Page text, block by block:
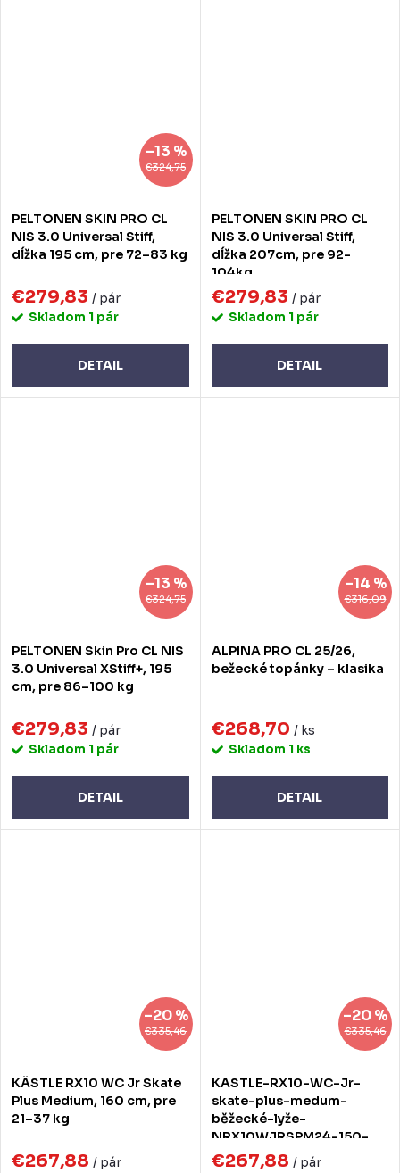
€324,75
–13 %
PELTONEN SKIN PRO CL
NIS 3.0 Universal Stiff,
dĺžka 195 cm, pre 72–83 kg
€279,83 / pár
Skladom 1 pár
DETAIL
PELTONEN SKIN PRO CL
NIS 3.0 Universal Stiff,
dĺžka 207cm, pre 92-
104kg
€279,83 / pár
Skladom 1 pár
DETAIL
€324,75
–13 %
PELTONEN Skin Pro CL NIS
3.0 Universal XStiff+, 195
cm, pre 86–100 kg
€279,83 / pár
Skladom 1 pár
DETAIL
€316,09
–14 %
ALPINA PRO CL 25/26,
bežecké topánky – klasika
€268,70 / ks
Skladom 1 ks
DETAIL
€335,46
–20 %
KÄSTLE RX10 WC Jr Skate
Plus Medium, 160 cm, pre
21–37 kg
€267,88 / pár
€335,46
–20 %
KASTLE-RX10-WC-Jr-
skate-plus-medum-
běžecké-lyže-
NRX10WJRSPM24-150-
150
€267,88 / pár